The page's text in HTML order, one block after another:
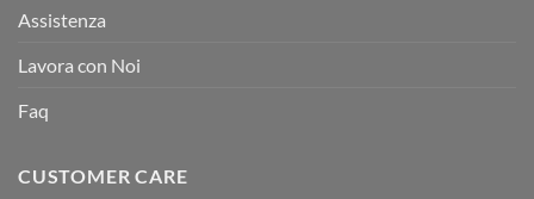
Assistenza
Lavora con Noi
Faq
CUSTOMER CARE